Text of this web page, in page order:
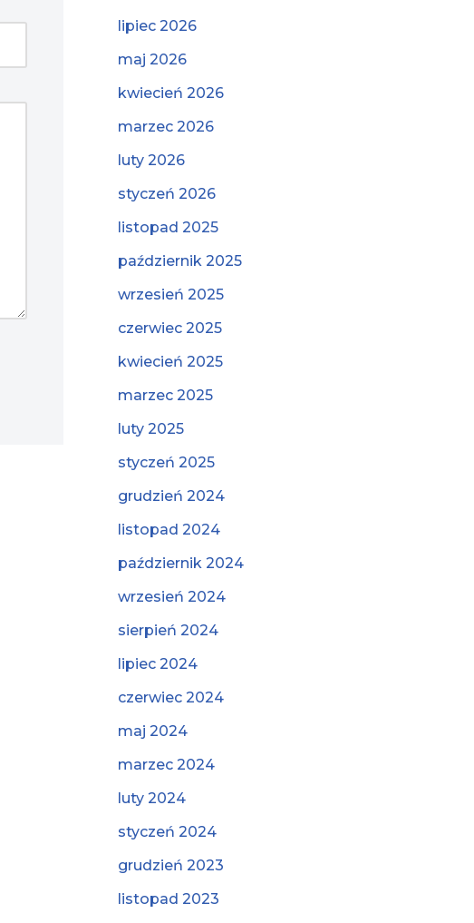
lipiec 2026
maj 2026
kwiecień 2026
marzec 2026
luty 2026
styczeń 2026
listopad 2025
październik 2025
wrzesień 2025
czerwiec 2025
kwiecień 2025
marzec 2025
luty 2025
styczeń 2025
grudzień 2024
listopad 2024
październik 2024
wrzesień 2024
sierpień 2024
lipiec 2024
czerwiec 2024
maj 2024
marzec 2024
luty 2024
styczeń 2024
grudzień 2023
listopad 2023